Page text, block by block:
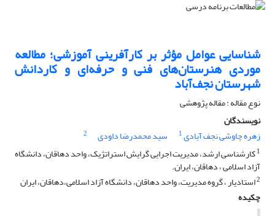
شناسایی عوامل مؤثر بر کارآفرینی آموزشی؛ مطالعه
موردی هنرستان‌های فنی و حرفه‌ای و کاردانش
شهرستان نجف‌آباد
نوع مقاله : مقاله پژوهشی
نویسندگان
زهره چاوشی نجف آبادی1 سید محمدرضا داودی
2
1کارشناسی ارشد، مدیریت اجرایی گرایش استراتژیک، واحد دهاقان، دانشگاه
آزاد اسلامی ، دهاقان، ایران.
2استادیار ، گروه مدیریت، واحد دهاقان، دانشگاه آزاد اسلامی،دهاقان، ایران
چکیده